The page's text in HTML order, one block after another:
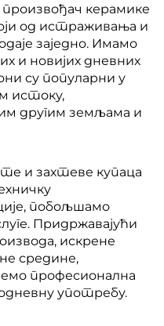
керамике
од истраживања и
заједно. Имамо
и новијих дневних
су популарни у
истоку,
другим земљама и
и захтеве купаца
побољшамо
Придржавајући
искрене
средине,
професионална
употребу.